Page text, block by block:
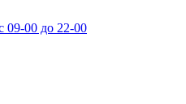
09-00 до 22-00